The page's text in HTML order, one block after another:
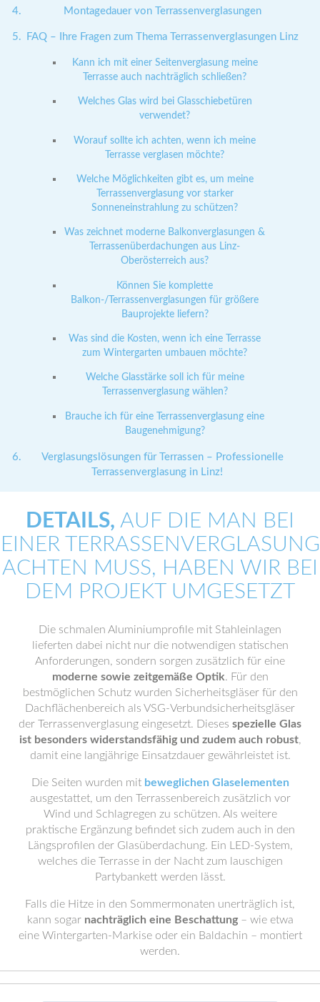
Montagedauer von Terrassenverglasungen
FAQ – Ihre Fragen zum Thema Terrassenverglasungen Linz
Kann ich mit einer Seitenverglasung meine
Terrasse auch nachträglich schließen?
Welches Glas wird bei Glasschiebetüren
verwendet?
Worauf sollte ich achten, wenn ich meine
Terrasse verglasen möchte?
Welche Möglichkeiten gibt es, um meine
Terrassenverglasung vor starker
Sonneneinstrahlung zu schützen?
Was zeichnet moderne Balkonverglasungen &
Terrassenüberdachungen aus Linz-
Oberösterreich aus?
Können Sie komplette
Balkon-/Terrassenverglasungen für größere
Bauprojekte liefern?
Was sind die Kosten, wenn ich eine Terrasse
zum Wintergarten umbauen möchte?
Welche Glasstärke soll ich für meine
Terrassenverglasung wählen?
Brauche ich für eine Terrassenverglasung eine
Baugenehmigung?
Verglasungslösungen für Terrassen – Professionelle
Terrassenverglasung in Linz!
DETAILS, AUF DIE MAN BEI
EINER TERRASSENVERGLASUNG
ACHTEN MUSS, HABEN WIR BEI
DEM PROJEKT UMGESETZT
Die schmalen Aluminiumprofile mit Stahleinlagen
lieferten dabei nicht nur die notwendigen statischen
Anforderungen, sondern sorgen zusätzlich für eine
moderne sowie zeitgemäße Optik. Für den
bestmöglichen Schutz wurden Sicherheitsgläser für den
Dachflächenbereich als VSG-Verbundsicherheitsgläser
der Terrassenverglasung eingesetzt. Dieses spezielle Glas
ist besonders widerstandsfähig und zudem auch robust,
damit eine langjährige Einsatzdauer gewährleistet ist.
Die Seiten wurden mit beweglichen Glaselementen
ausgestattet, um den Terrassenbereich zusätzlich vor
Wind und Schlagregen zu schützen. Als weitere
praktische Ergänzung befindet sich zudem auch in den
Längsprofilen der Glasüberdachung. Ein LED-System,
welches die Terrasse in der Nacht zum lauschigen
Partybankett werden lässt.
Falls die Hitze in den Sommermonaten unerträglich ist,
kann sogar nachträglich eine Beschattung– wie etwa
eine Wintergarten-Markise oder ein Baldachin – montiert
werden.